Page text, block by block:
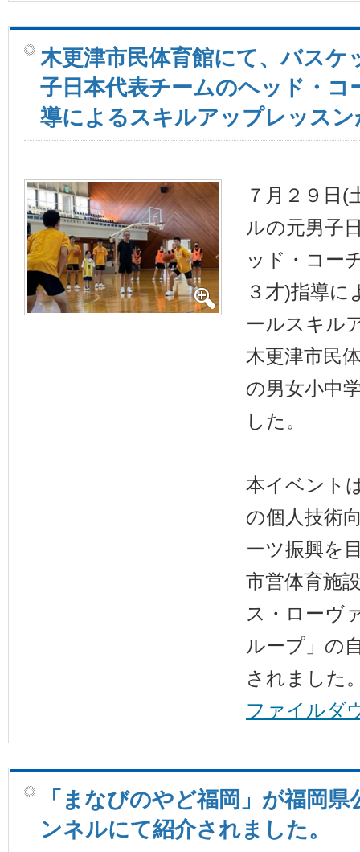
木更津市民体育館にて、バスケ
子日本代表チームのヘッド・コ
導によるスキルアップレッス
７月２９日(
ルの元男子
ッド・コー
３才)指導
ールスキル
木更津市民
の男女小中
した。
本イベント
の個人技術
ーツ振興を
市営体育施
ス・ローヴ
ループ」の
されました
ファイルダ
「まなびのやど福岡」が福岡
ンネルにて紹介されました。